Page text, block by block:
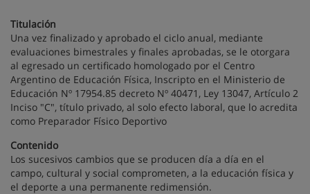
Titulación
Una vez finalizado y aprobado el ciclo anual, mediante
evaluaciones bimestrales y finales aprobadas, se le otorgara
al egresado un certificado homologado por el Centro
Argentino de Educación Física, Inscripto en el Ministerio de
Educación Nº 17954.85 decreto Nº 40471, Ley 13047, Artículo 2
Inciso "C", título privado, al solo efecto laboral, que lo acredita
como Preparador Físico Deportivo
Contenido
Los sucesivos cambios que se producen día a día en el
campo, cultural y social comprometen, a la educación física y
el deporte a una permanente redimensión.